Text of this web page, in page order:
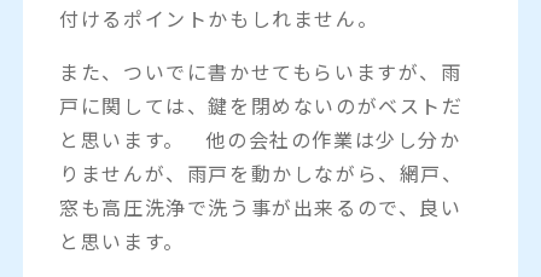
付けるポイントかもしれません。
また、ついでに書かせてもらいますが、雨
戸に関しては、鍵を閉めないのがベストだ
と思います。 他の会社の作業は少し分か
りませんが、雨戸を動かしながら、網戸、
窓も高圧洗浄で洗う事が出来るので、良い
と思います。